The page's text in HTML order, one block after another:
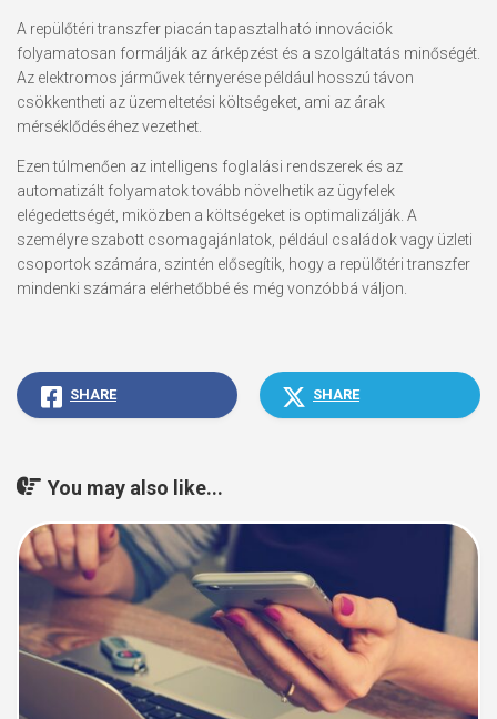
A repülőtéri transzfer piacán tapasztalható innovációk
folyamatosan formálják az árképzést és a szolgáltatás minőségét.
Az elektromos járművek térnyerése például hosszú távon
csökkentheti az üzemeltetési költségeket, ami az árak
mérséklődéséhez vezethet.
Ezen túlmenően az intelligens foglalási rendszerek és az
automatizált folyamatok tovább növelhetik az ügyfelek
elégedettségét, miközben a költségeket is optimalizálják. A
személyre szabott csomagajánlatok, például családok vagy üzleti
csoportok számára, szintén elősegítik, hogy a repülőtéri transzfer
mindenki számára elérhetőbbé és még vonzóbbá váljon.
SHARE SHARE
You may also like...